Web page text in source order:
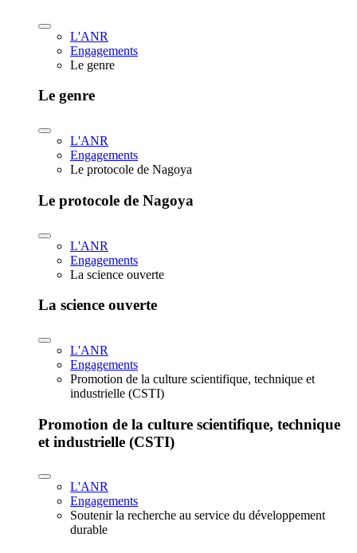
L'ANR
Engagements
Le genre
Le genre
L'ANR
Engagements
Le protocole de Nagoya
Le protocole de Nagoya
L'ANR
Engagements
La science ouverte
La science ouverte
L'ANR
Engagements
Promotion de la culture scientifique, technique et
industrielle (CSTI)
Promotion de la culture scientifique, technique
et industrielle (CSTI)
L'ANR
Engagements
Soutenir la recherche au service du développement
durable